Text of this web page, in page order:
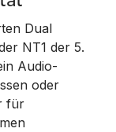
Dual
NT1 der 5.
Audio-
oder
für